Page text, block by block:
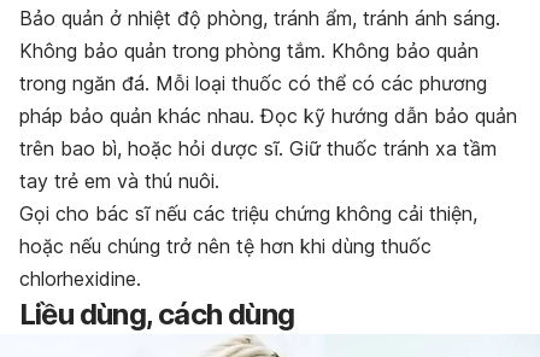
Bảo quản ở nhiệt độ phòng, tránh ẩm, tránh ánh sáng.
Không bảo quản trong phòng tắm. Không bảo quản
trong ngăn đá. Mỗi loại thuốc có thể có các phương
pháp bảo quản khác nhau. Đọc kỹ hướng dẫn bảo quản
trên bao bì, hoặc hỏi dược sĩ. Giữ thuốc tránh xa tầm
tay trẻ em và thú nuôi.
Gọi cho bác sĩ nếu các triệu chứng không cải thiện,
hoặc nếu chúng trở nên tệ hơn khi dùng thuốc
chlorhexidine.
Liều dùng, cách dùng